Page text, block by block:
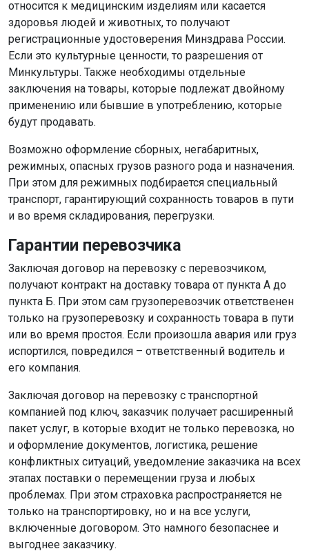
относится к медицинским изделиям или касается
здоровья людей и животных, то получают
регистрационные удостоверения Минздрава России.
Если это культурные ценности, то разрешения от
Минкультуры. Также необходимы отдельные
заключения на товары, которые подлежат двойному
применению или бывшие в употреблению, которые
будут продавать.
Возможно оформление сборных, негабаритных,
режимных, опасных грузов разного рода и назначения.
При этом для режимных подбирается специальный
транспорт, гарантирующий сохранность товаров в пути
и во время складирования, перегрузки.
Гарантии перевозчика
Заключая договор на перевозку с перевозчиком,
получают контракт на доставку товара от пункта А до
пункта Б. При этом сам грузоперевозчик ответственен
только на грузоперевозку и сохранность товара в пути
или во время простоя. Если произошла авария или груз
испортился, повредился – ответственный водитель и
его компания.
Заключая договор на перевозку с транспортной
компанией под ключ, заказчик получает расширенный
пакет услуг, в которые входит не только перевозка, но
и оформление документов, логистика, решение
конфликтных ситуаций, уведомление заказчика на всех
этапах поставки о перемещении груза и любых
проблемах. При этом страховка распространяется не
только на транспортировку, но и на все услуги,
включенные договором. Это намного безопаснее и
выгоднее заказчику.